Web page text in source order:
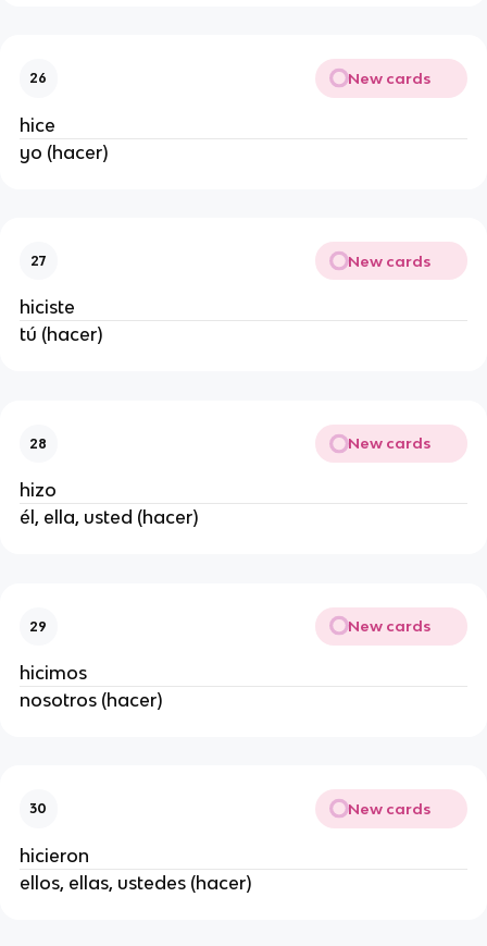
26 New cards
hice
yo (hacer)
27 New cards
hiciste
tú (hacer)
28 New cards
hizo
él, ella, usted (hacer)
29 New cards
hicimos
nosotros (hacer)
30 New cards
hicieron
ellos, ellas, ustedes (hacer)